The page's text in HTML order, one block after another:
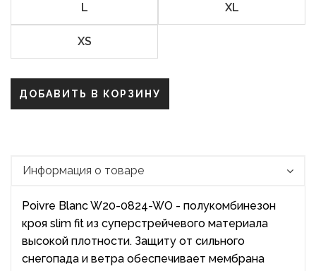
L XL
XS
ДОБАВИТЬ В КОРЗИНУ
Информация о товаре
Poivre Blanc W20-0824-WO - полукомбинезон
кроя slim fit из суперстрейчевого материала
высокой плотности. Защиту от сильного
снегопада и ветра обеспечивает мембрана